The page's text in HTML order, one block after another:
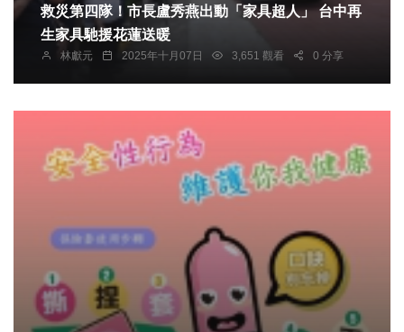
救災第四隊！市長盧秀燕出動「家具超人」 台中再
生家具馳援花蓮送暖
林獻元 2025年十月07日 3,651 觀看 0 分享